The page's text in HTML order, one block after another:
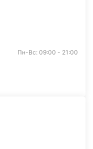
Пн-Вс: 09:00 - 21:00